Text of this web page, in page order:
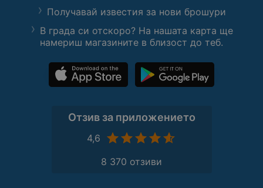
Получавай известия за нови брошури
В града си отскоро? На нашата карта ще
намериш магазините в близост до теб.
Отзив за приложението
4,6
8 370 отзиви